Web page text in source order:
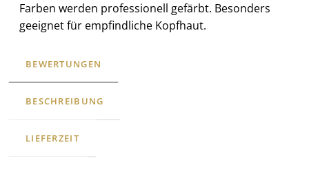
Farben werden professionell gefärbt. Besonders
geeignet für empfindliche Kopfhaut.
BEWERTUNGEN
BESCHREIBUNG
LIEFERZEIT